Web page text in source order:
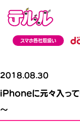
スマホ各社取扱い
2018.08.30
iPhoneに元々入って
～